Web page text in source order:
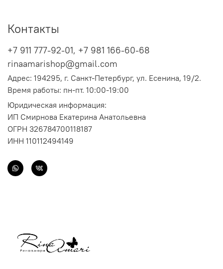
Контакты
+7 911 777-92-01, +7 981 166-60-68
rinaamarishop@gmail.com
Адрес: 194295, г. Санкт-Петербург, ул. Есенина, 19/2.
Время работы: пн-пт. 10:00-19:00
Юридическая информация:
ИП Смирнова Екатерина Анатольевна
ОГРН 326784700118187
ИНН 110112494149